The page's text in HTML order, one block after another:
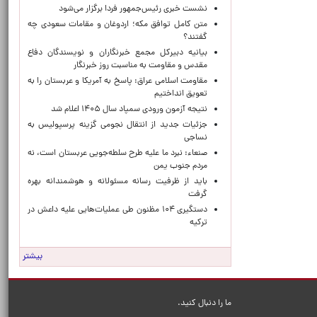
نشست خبری رئیس‌جمهور فردا برگزار می‌شود
متن کامل توافق مکه؛ اردوغان و مقامات سعودی چه
گفتند؟
بیانیه دبیرکل مجمع خبرنگاران و نویسندگان دفاع
مقدس و مقاومت به مناسبت روز خبرنگار
مقاومت اسلامی عراق: پاسخ به آمریکا و عربستان را به
تعویق انداختیم
نتیجه آزمون ورودی سمپاد سال ۱۴۰۵ اعلام شد
جزئیات جدید از انتقال نجومی گزینه پرسپولیس به
نساجی
صنعاء: نبرد ما علیه طرح سلطه‌جویی عربستان است، نه
مردم جنوب یمن
باید از ظرفیت رسانه مسئولانه و هوشمندانه بهره
گرفت
دستگیری ۱۰۴ مظنون طی عملیات‌هایی علیه داعش در
ترکیه
بیشتر
ما را دنبال کنید.